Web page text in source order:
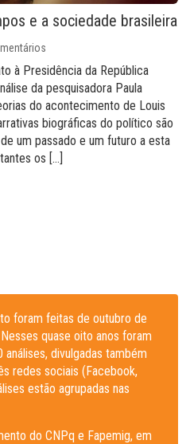
e a sociedade brasileira
à Presidência da República
da pesquisadora Paula
do acontecimento de Louis
biográficas do político são
um passado e um futuro a esta
os […]
foram feitas de outubro de
quase oito anos foram
divulgadas também
redes sociais (Facebook,
estão agrupadas nas
do CNPq e Fapemig, em